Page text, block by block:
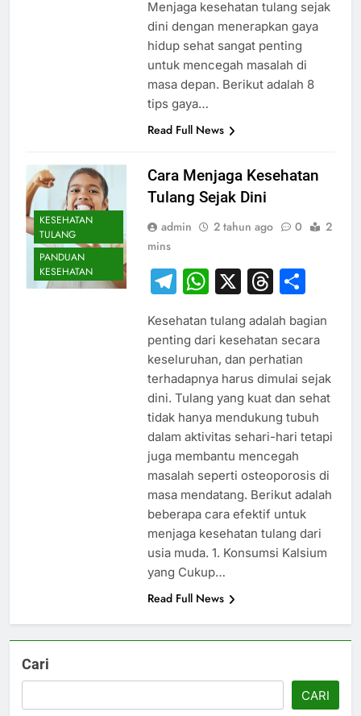
Menjaga kesehatan tulang sejak
dini dengan menerapkan gaya
hidup sehat sangat penting
untuk mencegah masalah di
masa depan. Berikut adalah 8
tips gaya…
Read Full News
KESEHATAN
TULANG
PANDUAN
KESEHATAN
Cara Menjaga Kesehatan
Tulang Sejak Dini
admin 2 tahun ago 0
2
mins
Telegram
WhatsApp
X
Kesehatan tulang adalah bagian
penting dari kesehatan secara
keseluruhan, dan perhatian
terhadapnya harus dimulai sejak
dini. Tulang yang kuat dan sehat
tidak hanya mendukung tubuh
dalam aktivitas sehari-hari tetapi
juga membantu mencegah
masalah seperti osteoporosis di
masa mendatang. Berikut adalah
beberapa cara efektif untuk
menjaga kesehatan tulang dari
usia muda. 1. Konsumsi Kalsium
yang Cukup…
Read Full News
Cari
CARI